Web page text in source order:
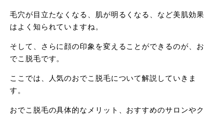
毛穴が目立たなくなる、肌が明るくなる、など美肌効果
はよく知られていますね。
そして、さらに顔の印象を変えることができるのが、お
でこ脱毛です。
ここでは、人気のおでこ脱毛について解説していきま
す。
おでこ脱毛の具体的なメリット、おすすめのサロンやク